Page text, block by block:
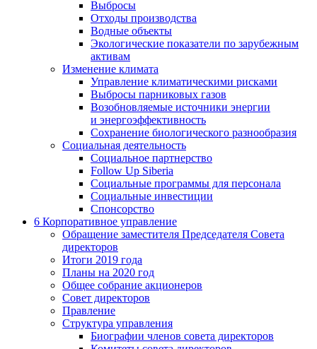
Выбросы
Отходы производства
Водные объекты
Экологические показатели по зарубежным
активам
Изменение климата
Управление климатическими рисками
Выбросы парниковых газов
Возобновляемые источники энергии
и энергоэффективность
Сохранение биологического разнообразия
Социальная деятельность
Социальное партнерство
Follow Up Siberia
Социальные программы для персонала
Социальные инвестиции
Спонсорство
6 Корпоративное управление
Обращение заместителя Председателя Совета
директоров
Итоги 2019 года
Планы на 2020 год
Общее собрание акционеров
Совет директоров
Правление
Структура управления
Биографии членов совета директоров